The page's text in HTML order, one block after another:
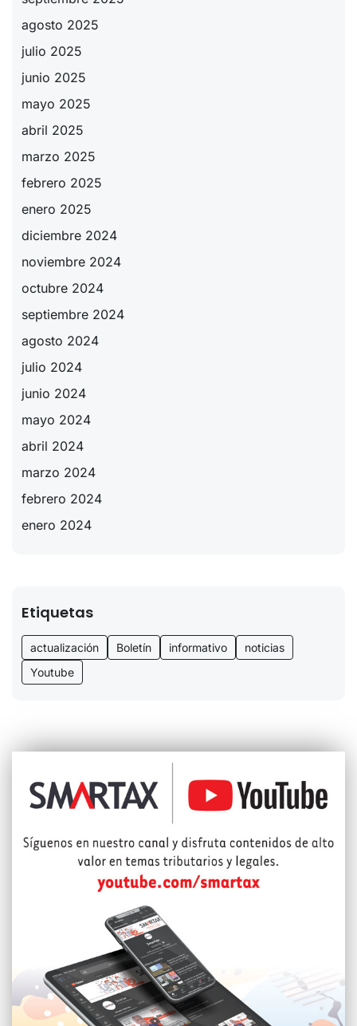
agosto 2025
julio 2025
junio 2025
mayo 2025
abril 2025
marzo 2025
febrero 2025
enero 2025
diciembre 2024
noviembre 2024
octubre 2024
septiembre 2024
agosto 2024
julio 2024
junio 2024
mayo 2024
abril 2024
marzo 2024
febrero 2024
enero 2024
Etiquetas
actualización Boletín informativo
noticias
Youtube